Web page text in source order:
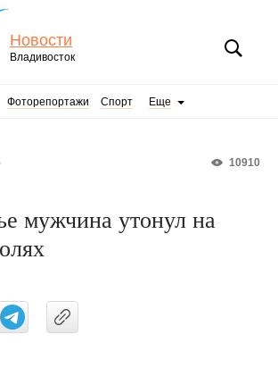
Новости
Владивосток
Фоторепортажи Спорт Еще
10910
мужчина утонул на